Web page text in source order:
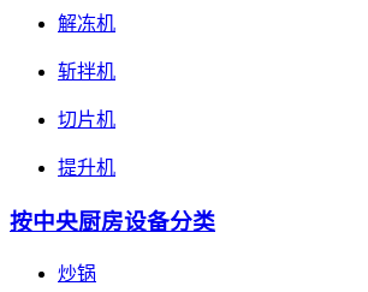
解冻机
斩拌机
切片机
提升机
按中央厨房设备分类
炒锅